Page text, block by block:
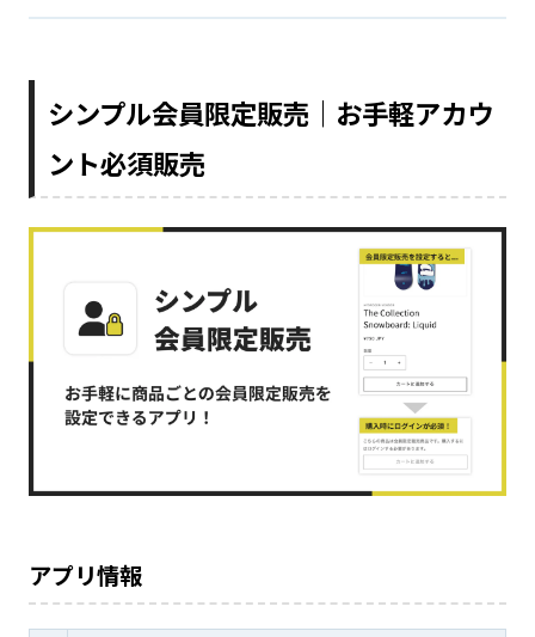
シンプル会員限定販売｜お手軽アカウ
ント必須販売
アプリ情報